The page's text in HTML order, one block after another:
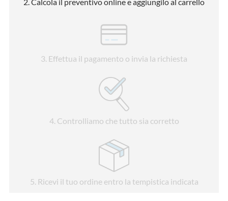
3. Effettua il pagamento o invia la richiesta
4. Controlliamo che tutto sia corretto
5 . Ricevi il tuo ordine entro la tempistica indicata